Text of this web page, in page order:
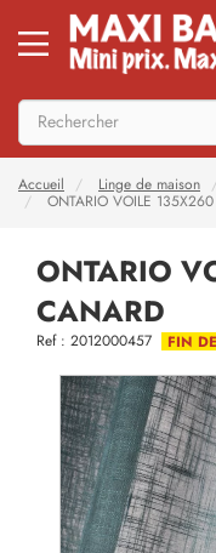
Accueil Linge de maison
ONTARIO VOILE
ONTARIO
CANARD
Ref : 2012000457 FIN